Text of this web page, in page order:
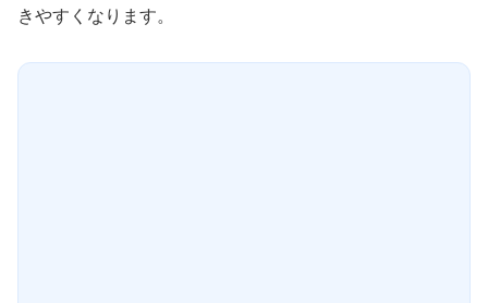
きやすくなります。